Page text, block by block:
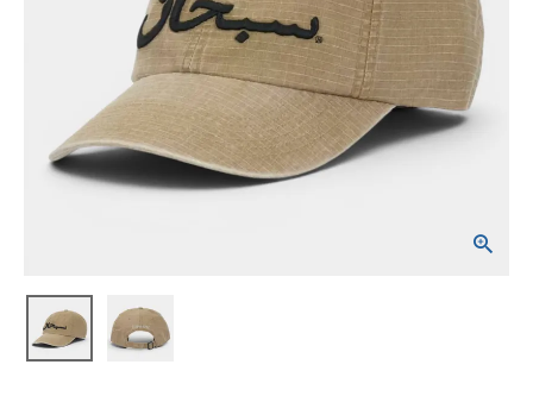
Arabic Logo
Ripstop 6-
Panel Cap アラ
ビックロゴ リップ
ストップ6パネルキ
ャップ ライトタン
(税込)
NEW ITEMS
Tシャツ・ロングスリーブ
パーカー・トレーナー